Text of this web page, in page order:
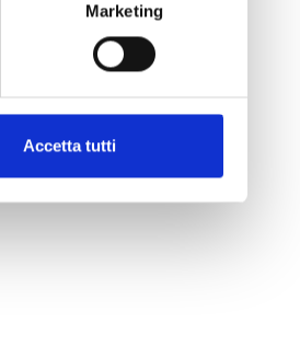
Marketing
Accetta tutti